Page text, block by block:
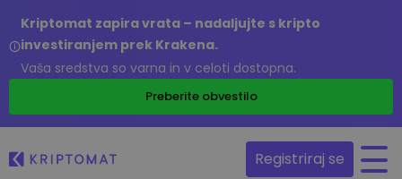
Kriptomat zapira vrata – nadaljujte s kripto
investiranjem prek Krakena.
Vaša sredstva so varna in v celoti dostopna.
Preberite obvestilo
Registriraj se